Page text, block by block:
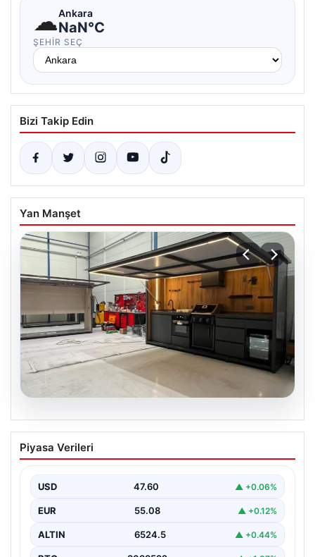
☁Ankara
NaN°C
ŞEHIR SEÇ
Bizi Takip Edin
Yan Manşet
04.08.2026
Bahçe Mutfakları ve Prestijli Yaşam
Mekanları
yaşamaktadır. Baştan başa özel evlerde ikamet eden…
Piyasa Verileri
USD 47.60 ▲ +0.06%
EUR 55.08 ▲ +0.12%
ALTIN 6524.5 ▲ +0.44%